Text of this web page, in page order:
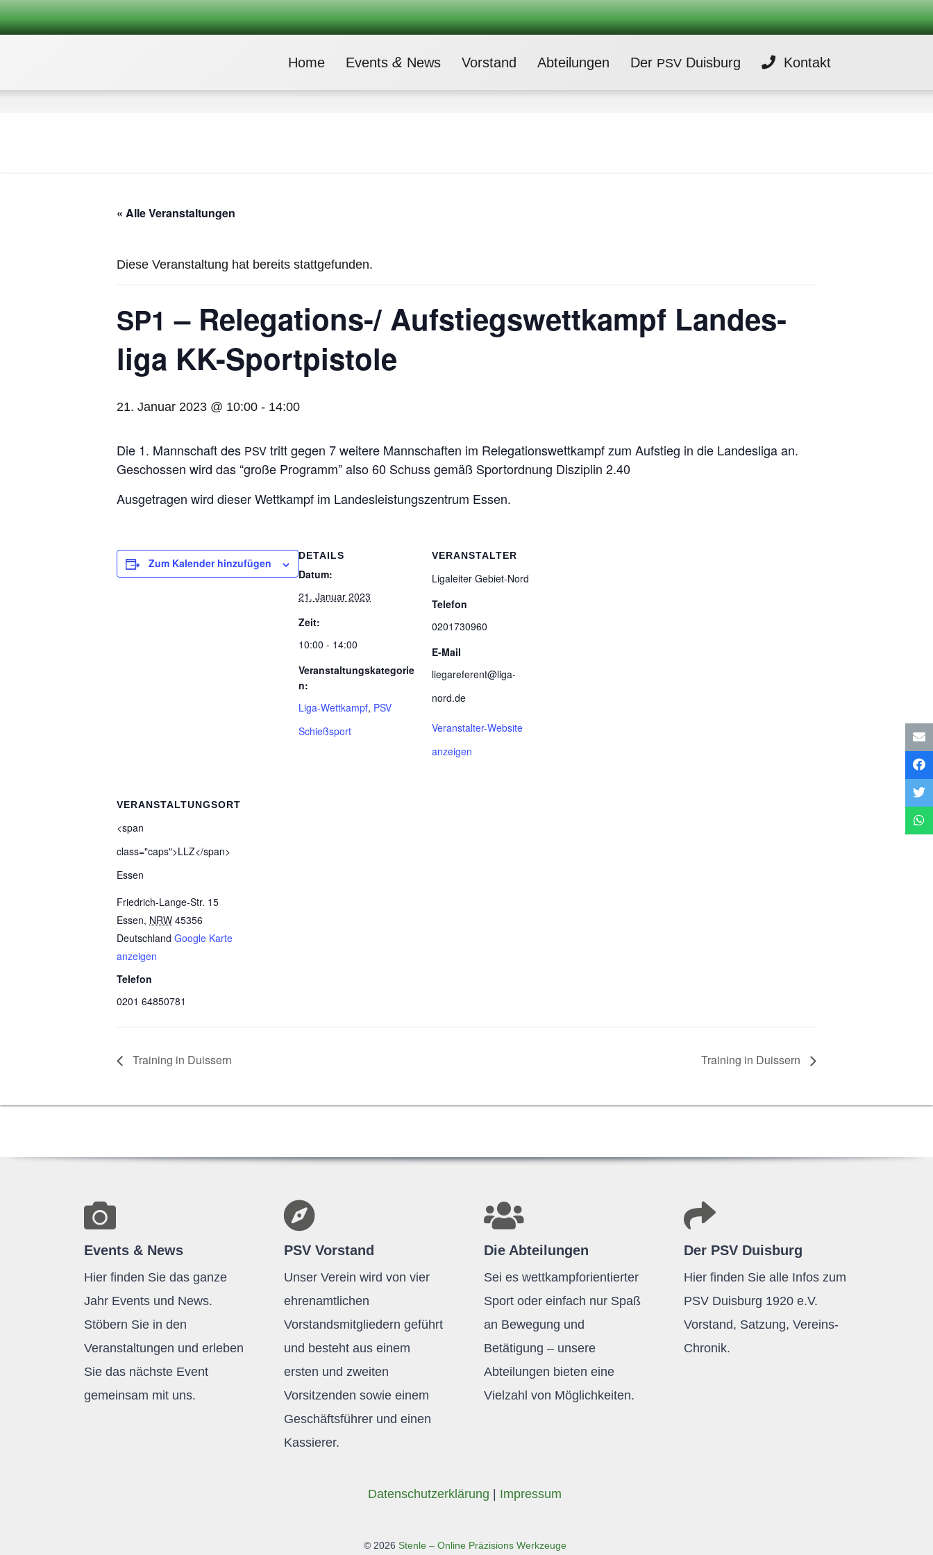
Home Events & News Vor­stand Abtei­lun­gen Der PSVDuisburg Kontakt
« Alle Veranstaltungen
Diese Veranstaltung hat bereits stattgefunden.
SP1 – Rele­ga­ti­ons-/ Auf­stiegs­wett­kampf Lan­des­
liga KK-Sportpistole
21. Januar 2023 @ 10:00 - 14:00
Die 1. Mann­schaft des PSV tritt gegen 7 wei­tere Mann­schaf­ten im Rele­ga­ti­ons­wett­kampf zum Auf­stieg in die Lan­des­liga an.
Geschos­sen wird das “große Pro­gramm” also 60 Schuss gemäß Sport­ord­nung Dis­zi­plin 2.40
Aus­ge­tra­gen wird die­ser Wett­kampf im Lan­des­leis­tungs­zen­trum Essen.
Zum Kalender hinzufügen
DETAILS
Datum:
21. Januar 2023
Zeit:
10:00 - 14:00
Veranstaltungskategorie
n:
Liga-Wettkampf, PSV
Schießsport
VERANSTALTER
Liga­lei­ter Gebiet-Nord
Telefon
0201730960
E-Mail
liegareferent@liga-
nord.de
Veranstalter-Website
anzeigen
VERANSTALTUNGSORT
<span
class="caps">LLZ</span>
Essen
Friedrich-Lange-Str. 15
Essen, NRW 45356
Deutschland Google Karte
anzeigen
Telefon
0201 64850781
Trai­ning in Duissern Trai­ning in Duissern
Events & News
Hier finden Sie das ganze
Jahr Events und News.
Stöbern Sie in den
Veranstaltungen und erleben
Sie das nächste Event
gemeinsam mit uns.
PSV Vorstand
Unser Verein wird von vier
ehrenamtlichen
Vorstandsmitgliedern geführt
und besteht aus einem
ersten und zweiten
Vorsitzenden sowie einem
Geschäftsführer und einen
Kassierer.
Die Abteilungen
Sei es wettkampforientierter
Sport oder einfach nur Spaß
an Bewegung und
Betätigung – unsere
Abteilungen bieten eine
Vielzahl von Möglichkeiten.
Der PSV Duisburg
Hier finden Sie alle Infos zum
PSV Duisburg 1920 e.V.
Vorstand, Satzung, Vereins-
Chronik.
Daten­schutz­er­klä­rung Impres­sum
© 2026 Stenle – Online Präzisions Werkzeuge